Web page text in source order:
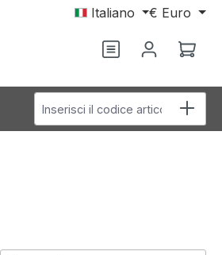
Italiano € Euro
Hai 0 articoliIl
Inserisci il codice articolo